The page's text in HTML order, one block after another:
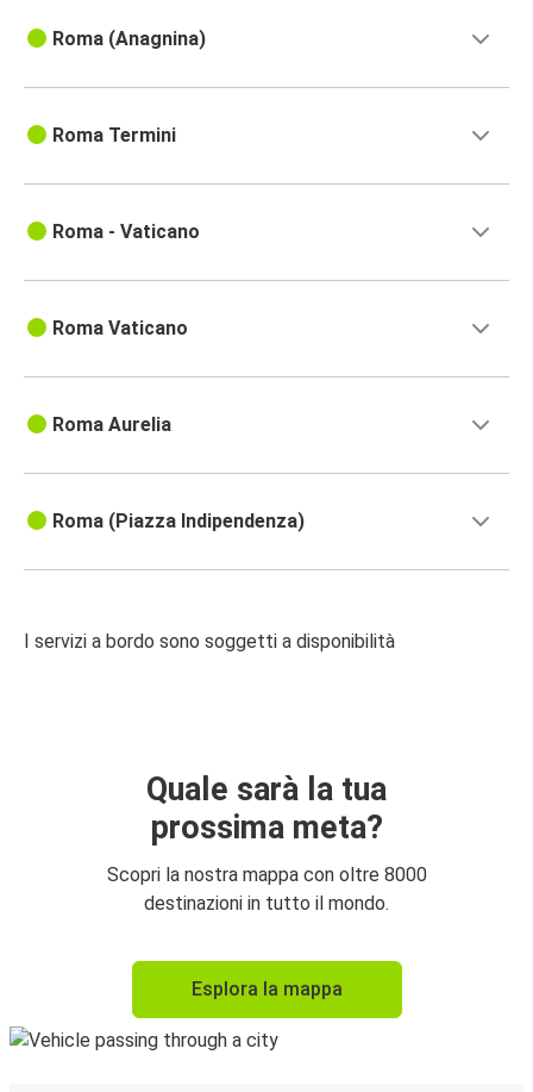
Roma (Anagnina)
Roma Termini
Roma - Vaticano
Roma Vaticano
Roma Aurelia
Roma (Piazza Indipendenza)
I servizi a bordo sono soggetti a disponibilità
Quale sarà la tua
prossima meta?
Scopri la nostra mappa con oltre 8000
destinazioni in tutto il mondo.
Esplora la mappa